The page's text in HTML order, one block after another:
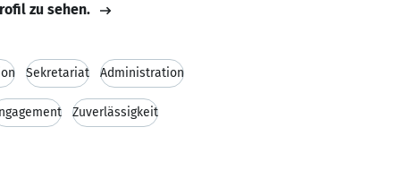
zu sehen.
Sekretariat Administration
Zuverlässigkeit